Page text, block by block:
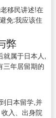
移民讲述!在
免:我应该住
弊
就属于日本人,
三年居留期的
日本留学,并
入、出身院